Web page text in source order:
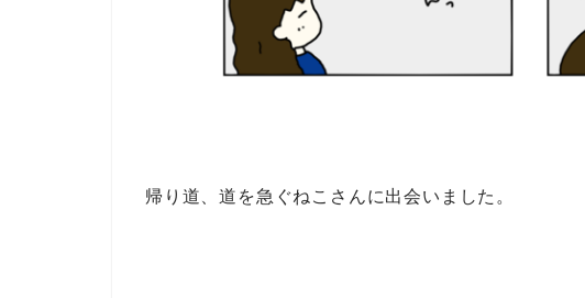
帰り道、道を急ぐねこさんに出会いました。